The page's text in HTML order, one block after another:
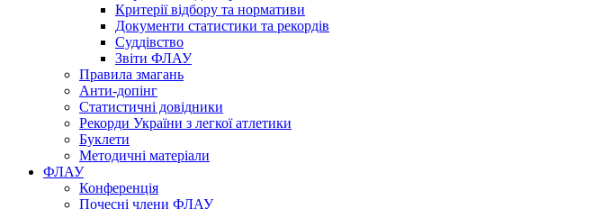
Критерії відбору та нормативи
Документи статистики та рекордів
Суддівство
Звіти ФЛАУ
Правила змагань
Анти-допінг
Статистичні довідники
Рекорди України з легкої атлетики
Буклети
Методичні матеріали
ФЛАУ
Конференція
Почесні члени ФЛАУ